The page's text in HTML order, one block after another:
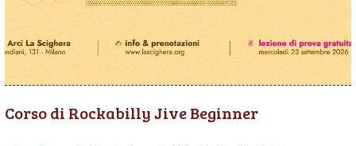
Corso di Rockabilly Jive Beginner